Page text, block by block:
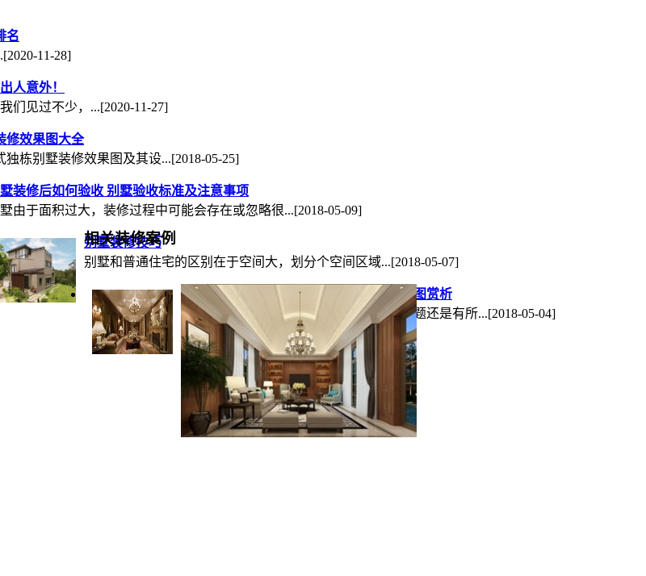
名
[2020-11-28]
人意外！
们见过不少，...[2020-11-27]
修效果图大全
独栋别墅装修效果图及其设...[2018-05-25]
装修后如何验收 别墅验收标准及注意事项
由于面积过大，装修过程中可能会存在或忽略很...[2018-05-09]
别墅装修技巧
别墅和普通住宅的区别在于空间大，划分个空间区域...[2018-05-07]
别墅装修七要素及欧式古典风格别墅效果图赏析
不同建筑风格的别墅装修设计的风格和主题还是有所...[2018-05-04]
相关装修案例